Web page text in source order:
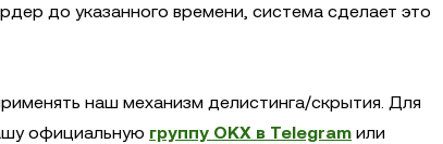
до указанного времени, система сделает это
наш механизм делистинга/скрытия. Для
официальную группу OKX в Telegram или